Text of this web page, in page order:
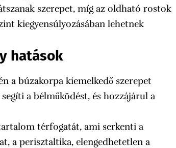
szerepet, míg az oldható rostok
kiegyensúlyozásában lehetnek
hatások
a búzakorpa kiemelkedő szerepet
a bélműködést, és hozzájárul a
térfogatát, ami serkenti a
a perisztaltika, elengedhetetlen a